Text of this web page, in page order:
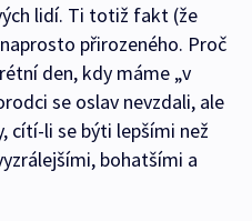
lidí. Ti totiž fakt (že
přirozeného. Proč
den, kdy máme „v
se oslav nevzdali, ale
cítí-li se býti lepšími než
bohatšími a